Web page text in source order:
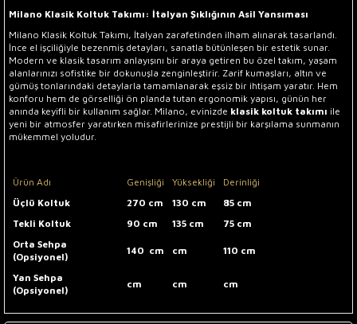
Milano Klasik Koltuk Takımı: İtalyan Şıklığının Asil Yansıması
Milano Klasik Koltuk Takımı, İtalyan zarafetinden ilham alınarak tasarlandı.
İnce el işçiliğiyle bezenmiş detayları, sanatla bütünleşen bir estetik sunar.
Modern ve klasik tasarım anlayışını bir araya getiren bu özel takım, yaşam
alanlarınızı sofistike bir dokunuşla zenginleştirir. Zarif kumaşları, altın ve
gümüş tonlarındaki detaylarla tamamlanarak eşsiz bir ihtişam yaratır. Hem
konforu hem de görselliği ön planda tutan ergonomik yapısı, günün her
anında keyifli bir kullanım sağlar. Milano, evinizde klasik koltuk takımı ile
yeni bir atmosfer yaratırken misafirlerinize prestijli bir karşılama sunmanın
mükemmel yoludur.
Ürün Adı Genişliği Yüksekliği
Derinliği
Üçlü Koltuk
270 cm 130 cm
85 cm
Tekli Koltuk
90 cm 135 cm
75 cm
Orta Sehpa
(Opsiyonel)
140 cm cm 110 cm
Yan Sehpa
(Opsiyonel)
cm cm cm